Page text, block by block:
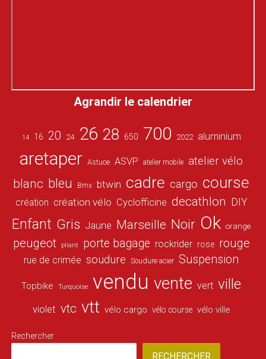
Agrandir le calendrier
14 16 20 24 26 28 650 700 2022 aluminium
aretaper Astuce ASVP atelier mobile atelier vélo
blanc bleu Bmx btwin cadre cargo course
création création vélo Cyclofficine decathlon DIY
Enfant Gris Jaune Marseille Noir Ok orange
peugeot pliant porte bagage rockrider rose rouge
rue de crimée soudure Soudure acier Suspension
Topbike Turquoise vendu vente vert ville
violet vtc vtt vélo cargo vélo course vélo ville
Rechercher
RECHERCHER